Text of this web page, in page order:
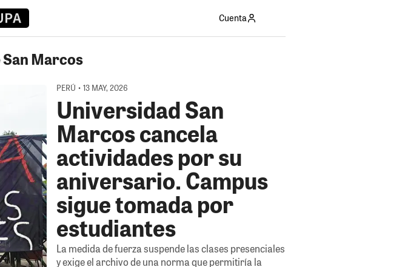
Cuenta
Marcos
PERÚ • 13 MAY, 2026
Universidad San
Marcos cancela
actividades por su
aniversario. Campus
sigue tomada por
estudiantes
La medida de fuerza suspende las clases presenciales
y exige el archivo de una norma que permitiría la